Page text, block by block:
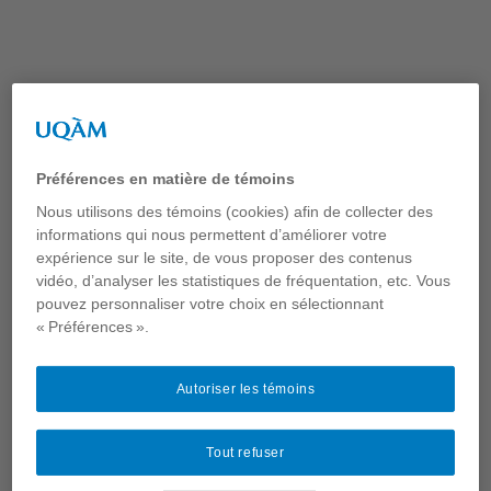
bas_de_page :
Préférences en matière de témoins
Nous utilisons des témoins (cookies) afin de collecter des
informations qui nous permettent d’améliorer votre
expérience sur le site, de vous proposer des contenus
vidéo, d’analyser les statistiques de fréquentation, etc. Vous
pouvez personnaliser votre choix en sélectionnant
« Préférences ».
Tout refuser
Autoriser les témoins